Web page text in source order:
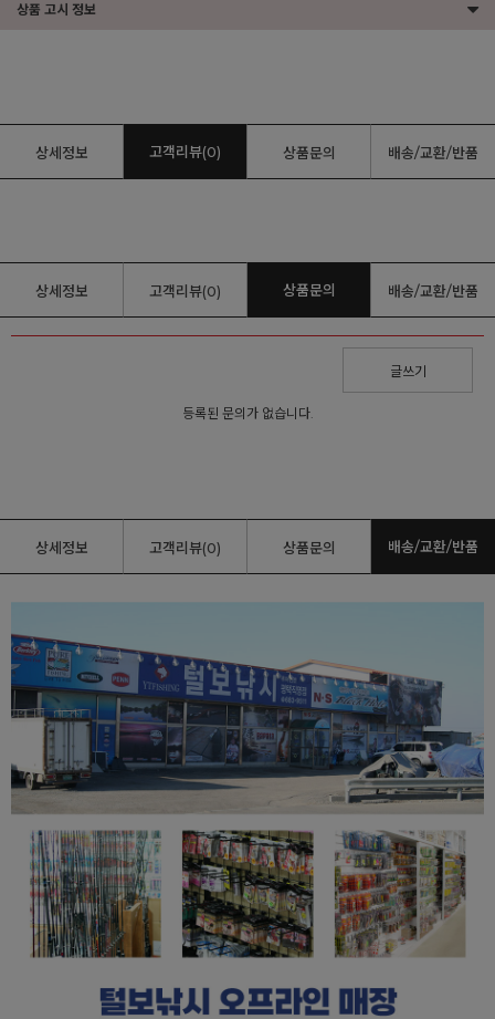
상품 고시 정보
상세정보 고객리뷰(0) 상품문의 배송/교환/반품
상세정보 고객리뷰(0) 상품문의 배송/교환/반품
글쓰기
등록된 문의가 없습니다.
상세정보 고객리뷰(0) 상품문의 배송/교환/반품